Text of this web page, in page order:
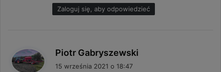
Zaloguj się, aby odpowiedzieć
Piotr Gabryszewski
15 września 2021 o 18:47